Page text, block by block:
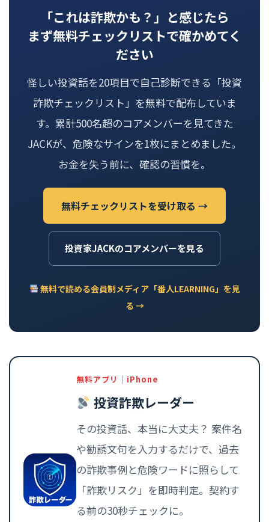
「これは詐欺かも？」と感じたら
まず無料チェックリストで確かめてく
ださい
怪しい投資話を20項目で自己診断できる「投資
詐欺チェックリスト」を無料で配布していま
す。累計500名超のコアメンバーを見てきた
JACKが、危険なサインを1枚にまとめました。
お金を失う前に、確認の習慣を。
無料チェックリストを受け取る →
投資家JACKのコアメンバーを見る
無料で読める会員制メディア「番人LEARNING」を見
る →
無料アプリ｜iPhone
投資詐欺レーダー
その投資話、本当に大丈夫？ 案件名
や勧誘文句を入力するだけで、過去
の詐欺事例と危険ワードに照らして
「詐欺リスク」を即時判定。契約す
る前の30秒チェックに。